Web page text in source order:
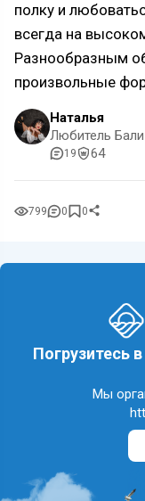
полку и
всегда на
Разнообразным
произвольные
Наталья
Любитель Бали
19 64
799 0 0
Погрузитесь
Мы